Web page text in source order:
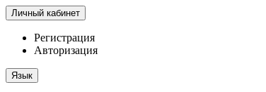
Личный кабинет
Регистрация
Авторизация
Язык